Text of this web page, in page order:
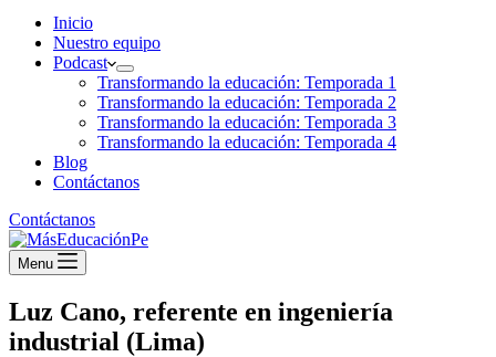
Inicio
Nuestro equipo
Podcast
Transformando la educación: Temporada 1
Transformando la educación: Temporada 2
Transformando la educación: Temporada 3
Transformando la educación: Temporada 4
Blog
Contáctanos
Contáctanos
Menu
Luz Cano, referente en ingeniería
industrial (Lima)